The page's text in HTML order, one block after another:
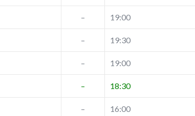
– 19:00
– 19:30
– 19:00
– 18:30
– 16:00